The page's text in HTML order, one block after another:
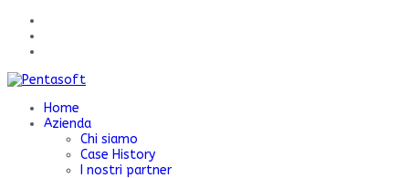
Home
Azienda
Chi siamo
Case History
I nostri partner